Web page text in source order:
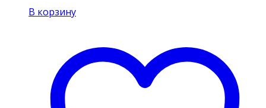
В корзину